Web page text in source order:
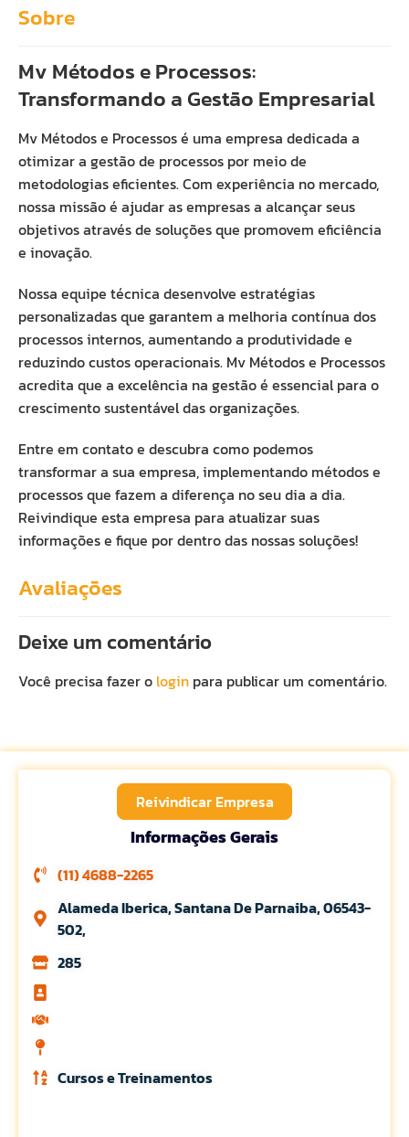
Sobre
Mv Métodos e Processos:
Transformando a Gestão Empresarial
Mv Métodos e Processos é uma empresa dedicada a
otimizar a gestão de processos por meio de
metodologias eficientes. Com experiência no mercado,
nossa missão é ajudar as empresas a alcançar seus
objetivos através de soluções que promovem eficiência
e inovação.
Nossa equipe técnica desenvolve estratégias
personalizadas que garantem a melhoria contínua dos
processos internos, aumentando a produtividade e
reduzindo custos operacionais. Mv Métodos e Processos
acredita que a excelência na gestão é essencial para o
crescimento sustentável das organizações.
Entre em contato e descubra como podemos
transformar a sua empresa, implementando métodos e
processos que fazem a diferença no seu dia a dia.
Reivindique esta empresa para atualizar suas
informações e fique por dentro das nossas soluções!
Avaliações
Deixe um comentário
Você precisa fazer o login para publicar um comentário.
Reivindicar Empresa
Informações Gerais
(11) 4688-2265
Alameda Iberica, Santana De Parnaiba, 06543-
502,
285
Cursos e Treinamentos